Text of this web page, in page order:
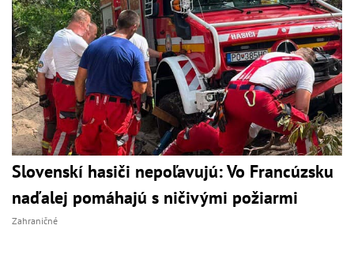
Slovenskí hasiči nepoľavujú: Vo Francúzsku
naďalej pomáhajú s ničivými požiarmi
Zahraničné